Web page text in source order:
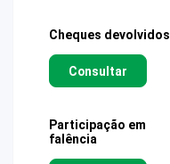
Cheques devolvidos
Consultar
Participação em
falência